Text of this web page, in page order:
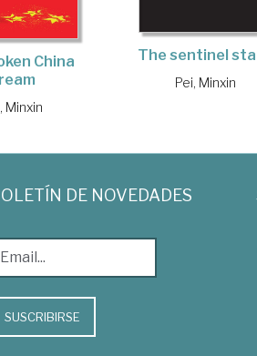
China
Minxin
The sentinel
Pei, Minxin
DE NOVEDADES
SUSCRIBIRSE